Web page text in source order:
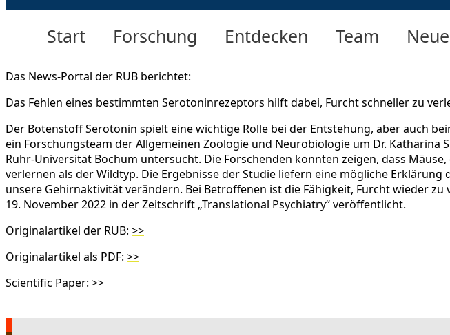
Start Forschung Entdecken Team
Das News-Portal der RUB berichtet:
Das Fehlen eines bestimmten Serotoninrezeptors hilft dabei, Furcht schneller zu
Der Botenstoff Serotonin spielt eine wichtige Rolle bei der Entstehung, aber auch
ein Forschungsteam der Allgemeinen Zoologie und Neurobiologie um Dr.
Ruhr-Universität Bochum untersucht. Die Forschenden konnten zeigen, dass
verlernen als der Wildtyp. Die Ergebnisse der Studie liefern eine mögliche
unsere Gehirnaktivität verändern. Bei Betroffenen ist die Fähigkeit, Furcht wieder
19. November 2022 in der Zeitschrift „Translational Psychiatry“ veröffentlicht.
Originalartikel der RUB: >>
Originalartikel als PDF: >>
Scientific Paper: >>